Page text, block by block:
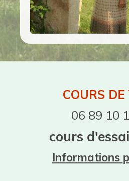
COURS DE
06 89 10
cours
Informations